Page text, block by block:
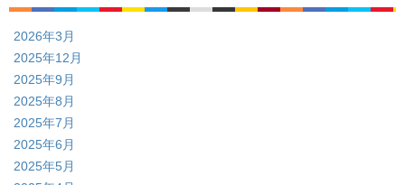
2026年3月
2025年12月
2025年9月
2025年8月
2025年7月
2025年6月
2025年5月